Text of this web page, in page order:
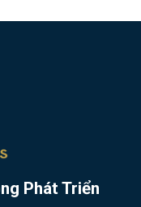
Phát Triển